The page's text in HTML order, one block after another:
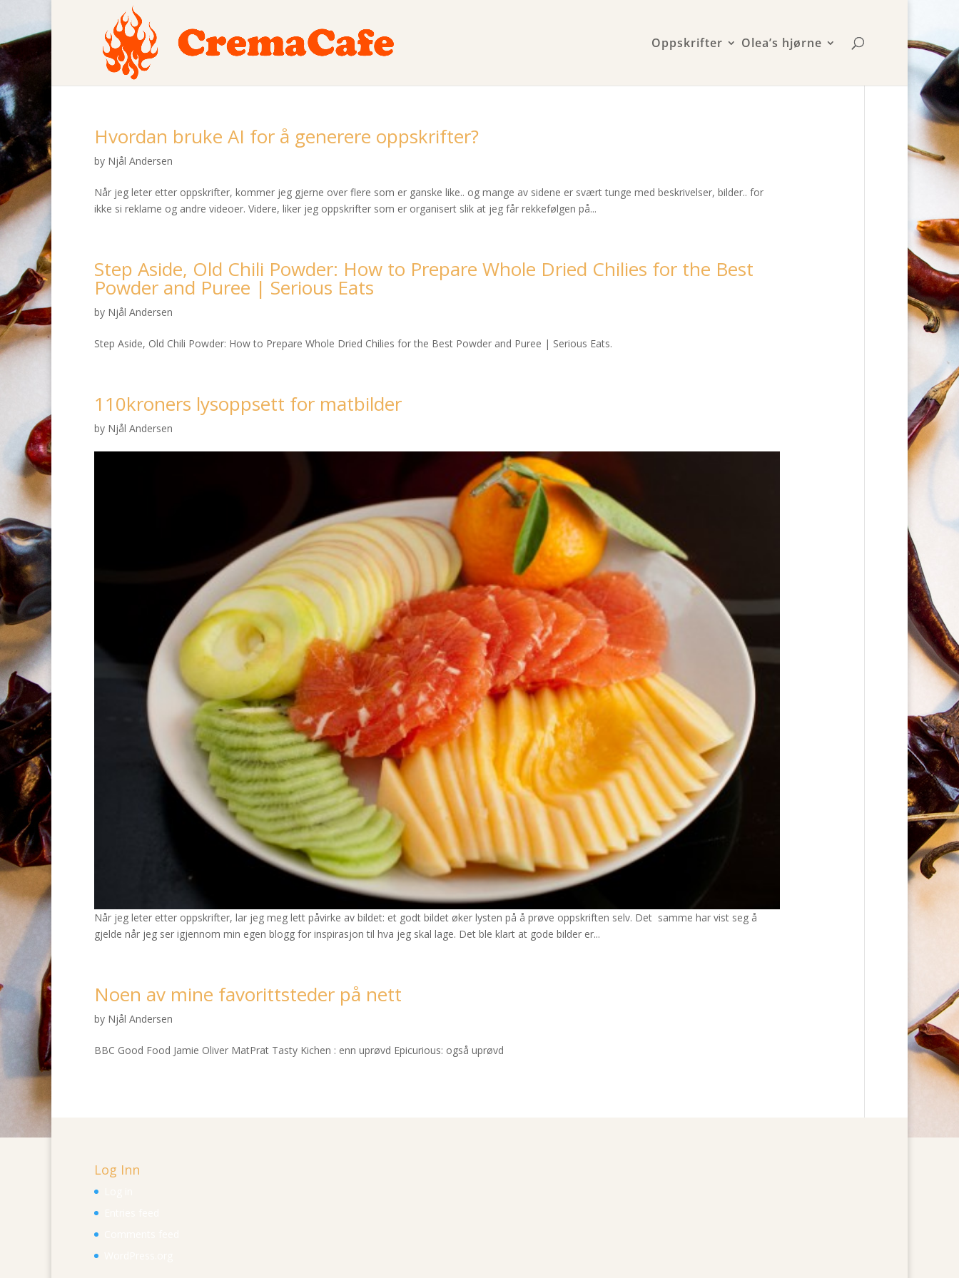
Oppskrifter Olea’s hjørne
Hvordan bruke AI for å generere oppskrifter?
by Njål Andersen
Når jeg leter etter oppskrifter, kommer jeg gjerne over flere som er ganske like.. og mange av sidene er svært tunge med beskrivelser, bilder.. for
ikke si reklame og andre videoer. Videre, liker jeg oppskrifter som er organisert slik at jeg får rekkefølgen på...
Step Aside, Old Chili Powder: How to Prepare Whole Dried Chilies for the Best
Powder and Puree | Serious Eats
by Njål Andersen
Step Aside, Old Chili Powder: How to Prepare Whole Dried Chilies for the Best Powder and Puree | Serious Eats.
110kroners lysoppsett for matbilder
by Njål Andersen
Når jeg leter etter oppskrifter, lar jeg meg lett påvirke av bildet: et godt bildet øker lysten på å prøve oppskriften selv. Det samme har vist seg å
gjelde når jeg ser igjennom min egen blogg for inspirasjon til hva jeg skal lage. Det ble klart at gode bilder er...
Noen av mine favorittsteder på nett
by Njål Andersen
BBC Good Food Jamie Oliver MatPrat Tasty Kichen : enn uprøvd Epicurious: også uprøvd
Log Inn